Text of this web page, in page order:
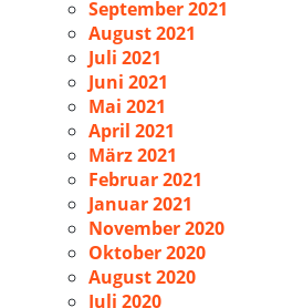
September 2021
August 2021
Juli 2021
Juni 2021
Mai 2021
April 2021
März 2021
Februar 2021
Januar 2021
November 2020
Oktober 2020
August 2020
Juli 2020